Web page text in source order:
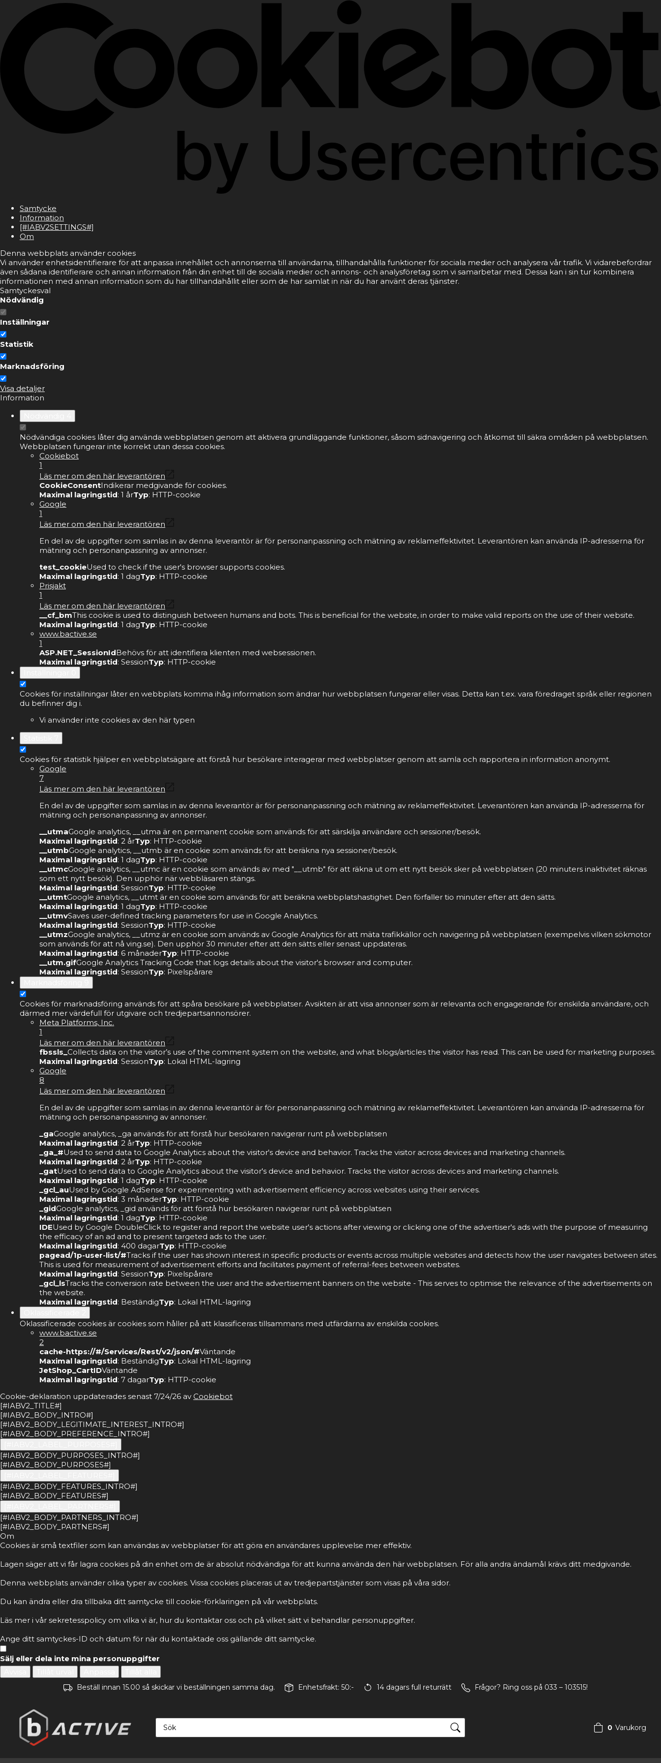
Samtycke
Information
[#IABV2SETTINGS#]
Om
Denna webbplats använder cookies
Vi använder enhetsidentifierare för att anpassa innehållet och annonserna till användarna, tillhandahålla funktioner för sociala medier och analysera vår trafik. Vi vidarebefordrar
även sådana identifierare och annan information från din enhet till de sociala medier och annons- och analysföretag som vi samarbetar med. Dessa kan i sin tur kombinera
informationen med annan information som du har tillhandahållit eller som de har samlat in när du har använt deras tjänster.
Samtyckesval
Nödvändig
Inställningar
Statistik
Marknadsföring
Visa detaljer
Information
Nödvändiga cookies låter dig använda webbplatsen genom att aktivera grundläggande funktioner, såsom sidnavigering och åtkomst till säkra områden på webbplatsen.
Webbplatsen fungerar inte korrekt utan dessa cookies.
Cookiebot
1
Läs mer om den här leverantören
CookieConsentIndikerar medgivande för cookies.
Maximal lagringstid: 1 årTyp: HTTP-cookie
Google
1
Läs mer om den här leverantören
En del av de uppgifter som samlas in av denna leverantör är för personanpassning och mätning av reklameffektivitet. Leverantören kan använda IP-adresserna för
mätning och personanpassning av annonser.
test_cookieUsed to check if the user's browser supports cookies.
Maximal lagringstid: 1 dagTyp: HTTP-cookie
Prisjakt
1
Läs mer om den här leverantören
__cf_bmThis cookie is used to distinguish between humans and bots. This is beneficial for the website, in order to make valid reports on the use of their website.
Maximal lagringstid: 1 dagTyp: HTTP-cookie
www.bactive.se
1
ASP.NET_SessionIdBehövs för att identifiera klienten med websessionen.
Maximal lagringstid: SessionTyp: HTTP-cookie
Cookies för inställningar låter en webbplats komma ihåg information som ändrar hur webbplatsen fungerar eller visas. Detta kan t.ex. vara föredraget språk eller regionen
du befinner dig i.
Vi använder inte cookies av den här typen
Cookies för statistik hjälper en webbplatsägare att förstå hur besökare interagerar med webbplatser genom att samla och rapportera in information anonymt.
Google
7
Läs mer om den här leverantören
En del av de uppgifter som samlas in av denna leverantör är för personanpassning och mätning av reklameffektivitet. Leverantören kan använda IP-adresserna för
mätning och personanpassning av annonser.
__utmaGoogle analytics, __utma är en permanent cookie som används för att särskilja användare och sessioner/besök.
Maximal lagringstid: 2 årTyp: HTTP-cookie
__utmbGoogle analytics, __utmb är en cookie som används för att beräkna nya sessioner/besök.
Maximal lagringstid: 1 dagTyp: HTTP-cookie
__utmcGoogle analytics, __utmc är en cookie som används av med "__utmb" för att räkna ut om ett nytt besök sker på webbplatsen (20 minuters inaktivitet räknas
som ett nytt besök). Den upphör när webbläsaren stängs.
Maximal lagringstid: SessionTyp: HTTP-cookie
__utmtGoogle analytics, __utmt är en cookie som används för att beräkna webbplatshastighet. Den förfaller tio minuter efter att den sätts.
Maximal lagringstid: 1 dagTyp: HTTP-cookie
__utmvSaves user-defined tracking parameters for use in Google Analytics.
Maximal lagringstid: SessionTyp: HTTP-cookie
__utmzGoogle analytics, __utmz är en cookie som används av Google Analytics för att mäta trafikkällor och navigering på webbplatsen (exempelvis vilken sökmotor
som används för att nå ving.se). Den upphör 30 minuter efter att den sätts eller senast uppdateras.
Maximal lagringstid: 6 månaderTyp: HTTP-cookie
__utm.gifGoogle Analytics Tracking Code that logs details about the visitor's browser and computer.
Maximal lagringstid: SessionTyp: Pixelspårare
Cookies för marknadsföring används för att spåra besökare på webbplatser. Avsikten är att visa annonser som är relevanta och engagerande för enskilda användare, och
därmed mer värdefull för utgivare och tredjepartsannonsörer.
Meta Platforms, Inc.
1
Läs mer om den här leverantören
fbssls_Collects data on the visitor’s use of the comment system on the website, and what blogs/articles the visitor has read. This can be used for marketing purposes.
Maximal lagringstid: SessionTyp: Lokal HTML-lagring
Google
8
Läs mer om den här leverantören
En del av de uppgifter som samlas in av denna leverantör är för personanpassning och mätning av reklameffektivitet. Leverantören kan använda IP-adresserna för
mätning och personanpassning av annonser.
_gaGoogle analytics, _ga används för att förstå hur besökaren navigerar runt på webbplatsen
Maximal lagringstid: 2 årTyp: HTTP-cookie
_ga_#Used to send data to Google Analytics about the visitor's device and behavior. Tracks the visitor across devices and marketing channels.
Maximal lagringstid: 2 årTyp: HTTP-cookie
_gatUsed to send data to Google Analytics about the visitor's device and behavior. Tracks the visitor across devices and marketing channels.
Maximal lagringstid: 1 dagTyp: HTTP-cookie
_gcl_auUsed by Google AdSense for experimenting with advertisement efficiency across websites using their services.
Maximal lagringstid: 3 månaderTyp: HTTP-cookie
_gidGoogle analytics, _gid används för att förstå hur besökaren navigerar runt på webbplatsen
Maximal lagringstid: 1 dagTyp: HTTP-cookie
IDEUsed by Google DoubleClick to register and report the website user's actions after viewing or clicking one of the advertiser's ads with the purpose of measuring
the efficacy of an ad and to present targeted ads to the user.
Maximal lagringstid: 400 dagarTyp: HTTP-cookie
pagead/1p-user-list/#Tracks if the user has shown interest in specific products or events across multiple websites and detects how the user navigates between sites.
This is used for measurement of advertisement efforts and facilitates payment of referral-fees between websites.
Maximal lagringstid: SessionTyp: Pixelspårare
_gcl_lsTracks the conversion rate between the user and the advertisement banners on the website - This serves to optimise the relevance of the advertisements on
the website.
Maximal lagringstid: BeständigTyp: Lokal HTML-lagring
Oklassificerade cookies är cookies som håller på att klassificeras tillsammans med utfärdarna av enskilda cookies.
www.bactive.se
2
cache-https://#/Services/Rest/v2/json/#Väntande
Maximal lagringstid: BeständigTyp: Lokal HTML-lagring
JetShop_CartIDVäntande
Maximal lagringstid: 7 dagarTyp: HTTP-cookie
Cookie-deklaration uppdaterades senast 7/24/26 av Cookiebot
[#IABV2_TITLE#]
[#IABV2_BODY_INTRO#]
[#IABV2_BODY_LEGITIMATE_INTEREST_INTRO#]
[#IABV2_BODY_PREFERENCE_INTRO#]
[#IABV2_BODY_PURPOSES_INTRO#]
[#IABV2_BODY_PURPOSES#]
[#IABV2_BODY_FEATURES_INTRO#]
[#IABV2_BODY_FEATURES#]
[#IABV2_BODY_PARTNERS_INTRO#]
[#IABV2_BODY_PARTNERS#]
Om
Cookies är små textfiler som kan användas av webbplatser för att göra en användares upplevelse mer effektiv.
Lagen säger att vi får lagra cookies på din enhet om de är absolut nödvändiga för att kunna använda den här webbplatsen. För alla andra ändamål krävs ditt medgivande.
Denna webbplats använder olika typer av cookies. Vissa cookies placeras ut av tredjepartstjänster som visas på våra sidor.
Du kan ändra eller dra tillbaka ditt samtycke till cookie-förklaringen på vår webbplats.
Läs mer i vår sekretesspolicy om vilka vi är, hur du kontaktar oss och på vilket sätt vi behandlar personuppgifter.
Ange ditt samtyckes-ID och datum för när du kontaktade oss gällande ditt samtycke.
Sälj eller dela inte mina personuppgifter
Beställ innan 15.00 så skickar vi beställningen samma dag. Enhetsfrakt: 50:- 14 dagars full returrätt Frågor? Ring oss på 033 – 103515!
0 Varukorg